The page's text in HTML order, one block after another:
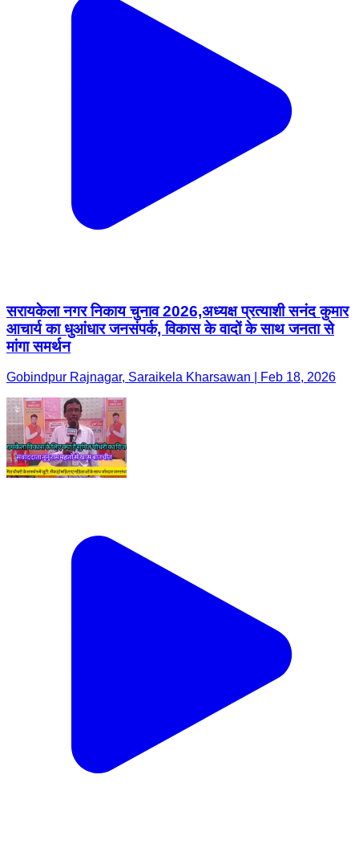
सरायकेला नगर निकाय चुनाव 2026,अध्यक्ष प्रत्याशी सनंद कुमार
आचार्य का धुआंधार जनसंपर्क, विकास के वादों के साथ जनता से
मांगा समर्थन
Gobindpur Rajnagar, Saraikela Kharsawan | Feb 18, 2026